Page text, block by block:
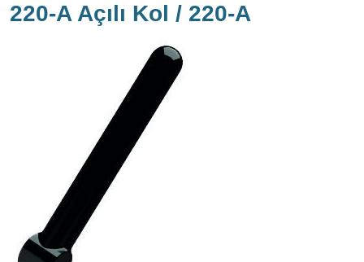
220-A Açılı Kol / 220-A